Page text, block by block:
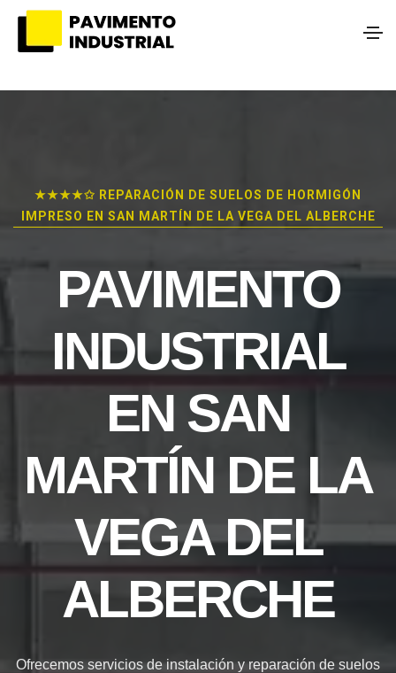
★★★★✩ REPARACIÓN DE SUELOS DE HORMIGÓN
IMPRESO EN SAN MARTÍN DE LA VEGA DEL ALBERCHE
PAVIMENTO
INDUSTRIAL
EN SAN
MARTÍN DE LA
VEGA DEL
ALBERCHE
Ofrecemos servicios de instalación y reparación de suelos